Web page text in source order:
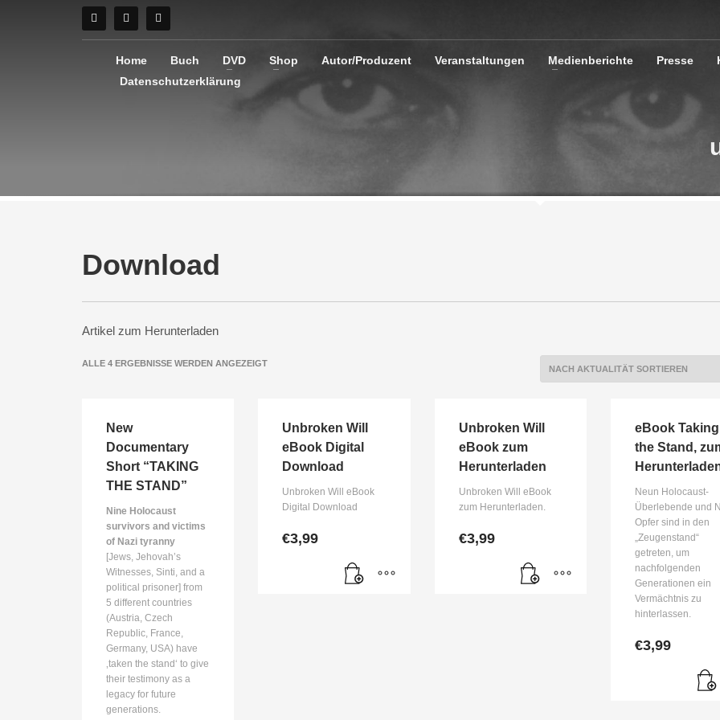
Home Buch DVD Shop Autor/Produzent Veranstaltungen Medienberichte Presse
Datenschutzerklärung
Download
Artikel zum Herunterladen
ALLE 4 ERGEBNISSE WERDEN ANGEZEIGTNACH
New
Documentary
Short “TAKING
THE STAND”
Nine Holocaust
survivors and victims
of Nazi tyranny
[Jews, Jehovah’s
Witnesses, Sinti, and a
political prisoner] from
5 different countries
(Austria, Czech
Republic, France,
Germany, USA) have
‚taken the stand‘ to give
their testimony as a
legacy for future
generations.
Unbroken Will
eBook Digital
Download
Unbroken Will eBook
Digital Download
€3,99
Unbroken Will
eBook zum
Herunterladen
Unbroken Will eBook
zum Herunterladen.
€3,99
eBook Taking
the Stand,
Neun Holocaust-
Überlebende und
Opfer sind in den
„Zeugenstand“
getreten, um
nachfolgenden
Generationen ein
Vermächtnis zu
hinterlassen.
€3,99